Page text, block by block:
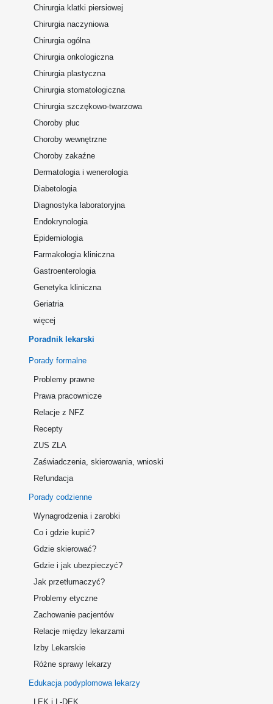
Chirurgia klatki piersiowej
Chirurgia naczyniowa
Chirurgia ogólna
Chirurgia onkologiczna
Chirurgia plastyczna
Chirurgia stomatologiczna
Chirurgia szczękowo-twarzowa
Choroby płuc
Choroby wewnętrzne
Choroby zakaźne
Dermatologia i wenerologia
Diabetologia
Diagnostyka laboratoryjna
Endokrynologia
Epidemiologia
Farmakologia kliniczna
Gastroenterologia
Genetyka kliniczna
Geriatria
więcej
Poradnik lekarski
Porady formalne
Problemy prawne
Prawa pracownicze
Relacje z NFZ
Recepty
ZUS ZLA
Zaświadczenia, skierowania, wnioski
Refundacja
Porady codzienne
Wynagrodzenia i zarobki
Co i gdzie kupić?
Gdzie skierować?
Gdzie i jak ubezpieczyć?
Jak przetłumaczyć?
Problemy etyczne
Zachowanie pacjentów
Relacje między lekarzami
Izby Lekarskie
Różne sprawy lekarzy
Edukacja podyplomowa lekarzy
LEK i L-DEK